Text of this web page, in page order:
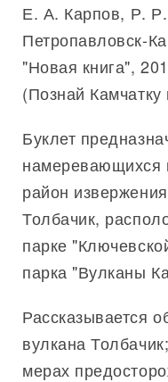
Е. А. Карпов, Р.
Петропавловск-
"Новая книга",
(Познай Камчатку
Буклет
намеревающихся
район
Толбачик,
парке
парка "Вулканы
Рассказывается
вулкана
мерах